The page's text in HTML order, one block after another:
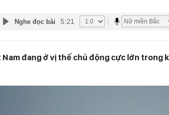
Nghe đọc bài 5:21
Nam đang ở vị thế chủ động cực lớn trong